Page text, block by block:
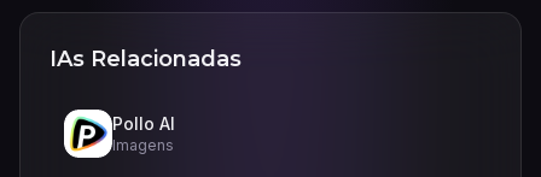
IAs Relacionadas
Pollo AI
Imagens